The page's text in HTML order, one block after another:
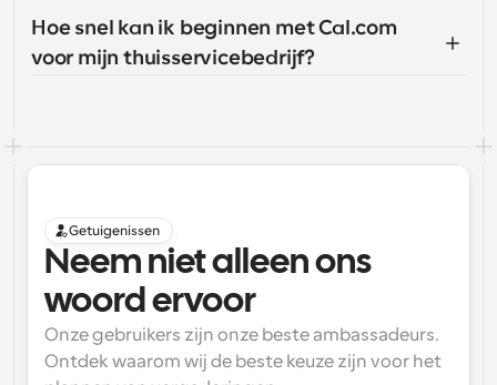
Hoe snel kan ik beginnen met Cal.com
voor mijn thuisservicebedrijf?
Getuigenissen
Neem niet alleen ons
woord ervoor
Onze gebruikers zijn onze beste ambassadeurs.
Ontdek waarom wij de beste keuze zijn voor het